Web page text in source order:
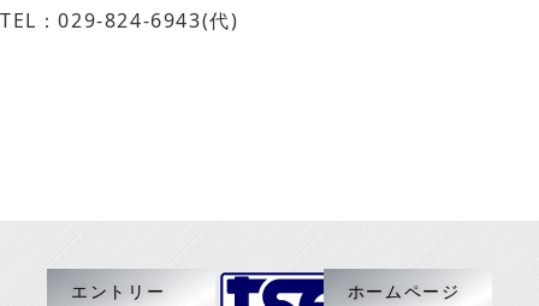
TEL：029-824-6943(代)
エントリー ホームページ